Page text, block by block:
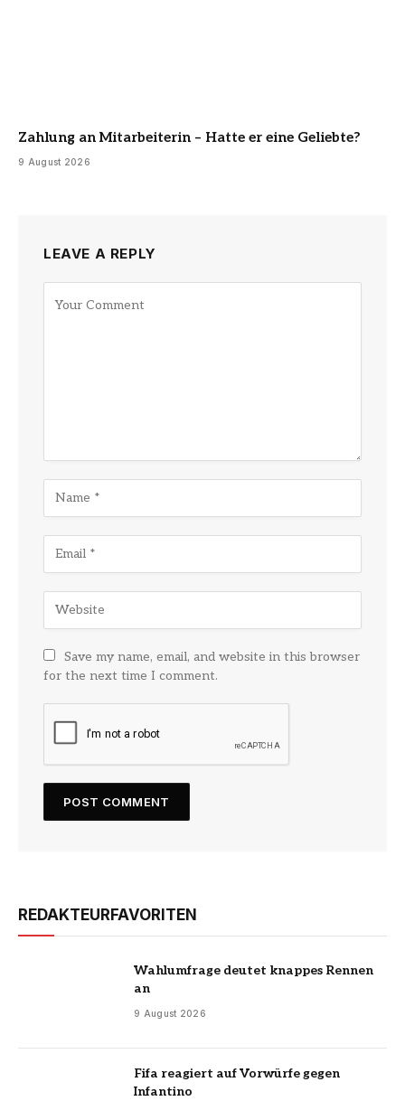
Zahlung an Mitarbeiterin – Hatte er eine Geliebte?
9 August 2026
LEAVE A REPLY
Save my name, email, and website in this browser
for the next time I comment.
REDAKTEURFAVORITEN
Wahlumfrage deutet knappes Rennen
an
9 August 2026
Fifa reagiert auf Vorwürfe gegen
Infantino